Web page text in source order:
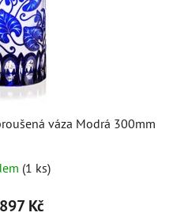
váza Modrá 300mm
(1 ks)
Kč